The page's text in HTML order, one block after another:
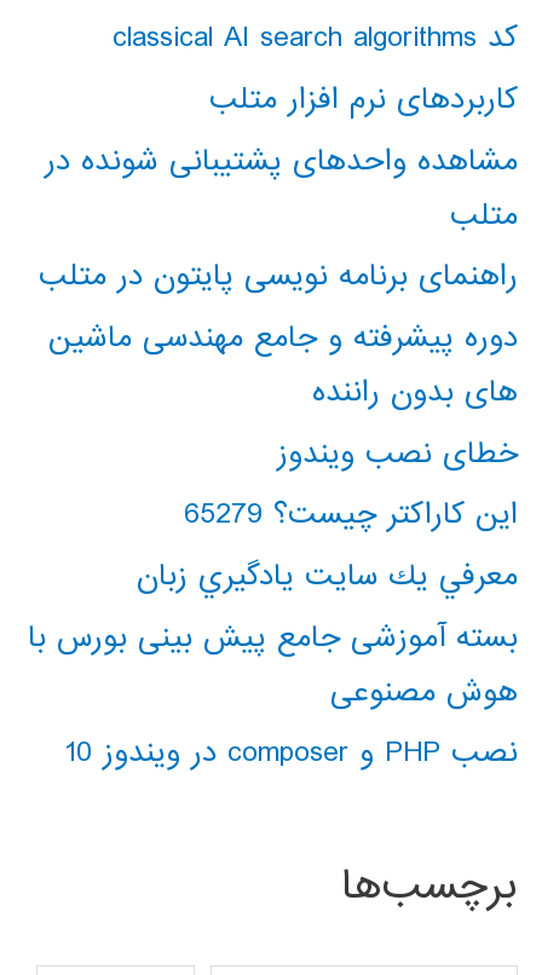
کد classical AI search algorithms
کاربردهای نرم افزار متلب
مشاهده واحدهای پشتیبانی شونده در
متلب
راهنمای برنامه نویسی پایتون در متلب
دوره پیشرفته و جامع مهندسی ماشین
های بدون راننده
خطای نصب ویندوز
این کاراکتر چیست؟ 65279
معرفي يك سايت يادگيري زبان
بسته آموزشی جامع پیش بینی بورس با
هوش مصنوعی
نصب PHP و composer در ویندوز 10
برچسب‌ها